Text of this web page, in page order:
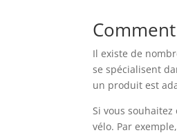
Il existe de
se spécialisent
un produit est
Si vous
vélo. Par